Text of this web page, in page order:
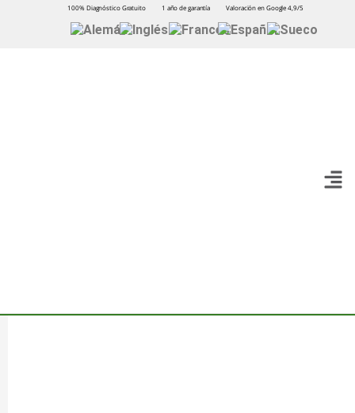
100% Diagnóstico Gratuito 1 año de garantía Valoración en Google 4,9/5